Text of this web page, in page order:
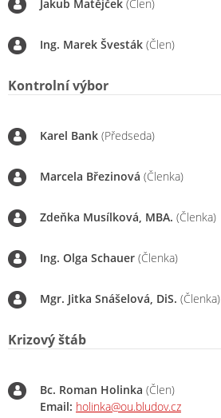
Jakub Matějček (Člen)
Ing. Marek Švesták (Člen)
Kontrolní výbor
Karel Bank (Předseda)
Marcela Březinová (Členka)
Zdeňka Musílková, MBA. (Členka)
Ing. Olga Schauer (Členka)
Mgr. Jitka Snášelová, DiS. (Členka)
Krizový štáb
Bc. Roman Holinka (Člen)
Email: holinka@ou.bludov.cz